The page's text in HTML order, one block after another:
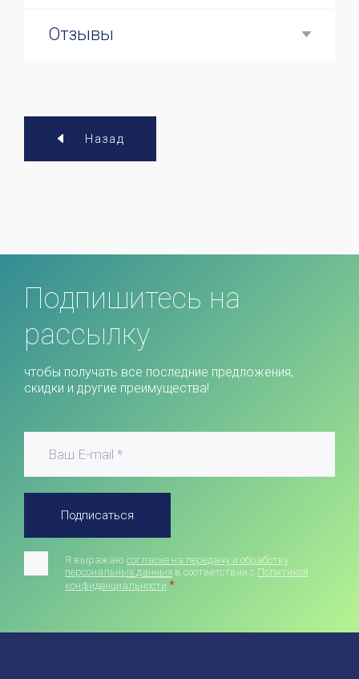
Отзывы
Назад
Подпишитесь на
рассылку
чтобы получать все последние предложения,
скидки и другие преимущества!
Я выражаю согласие на передачу и обработку
персональных данных в соответствии с Политикой
конфиденциальности *
Подписаться